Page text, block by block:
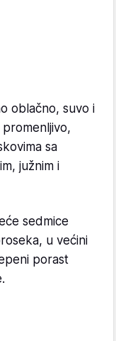
oblačno, suvo i
sa
južnim i
sedmice
u većini
porast